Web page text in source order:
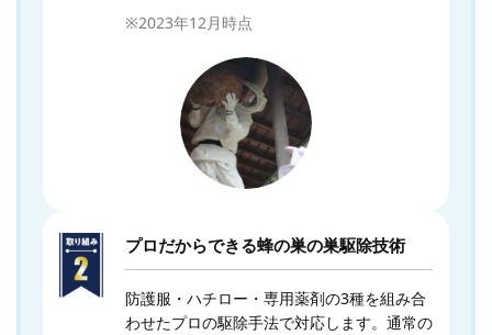
※2023年12月時点
プロだからできる蜂の巣の巣駆除技術
防護服・ハチロー・専用薬剤の3種を組み合
わせたプロの駆除手法で対応します。通常の